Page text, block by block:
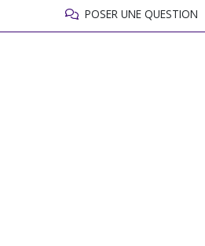
POSER UNE QUESTION